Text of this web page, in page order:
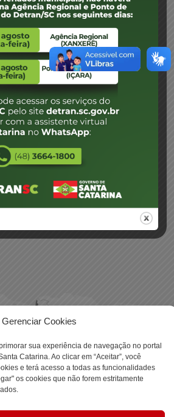
Gerenciar Cookies
sua experiência de navegação no portal
Catarina. Ao clicar em “Aceitar”, você
e terá acesso a todas as funcionalidades
os cookies que não forem estritamente
- 480
SC